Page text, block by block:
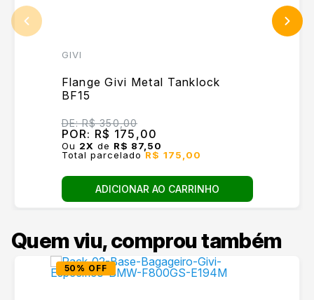
GIVI
Flange Givi Metal Tanklock
BF15
DE:R$ 350,00
POR: R$ 175,00
Ou 2X de R$ 87,50
Total parceladoR$ 175,00
ADICIONAR AO CARRINHO
Quem viu, comprou também
50% OFF